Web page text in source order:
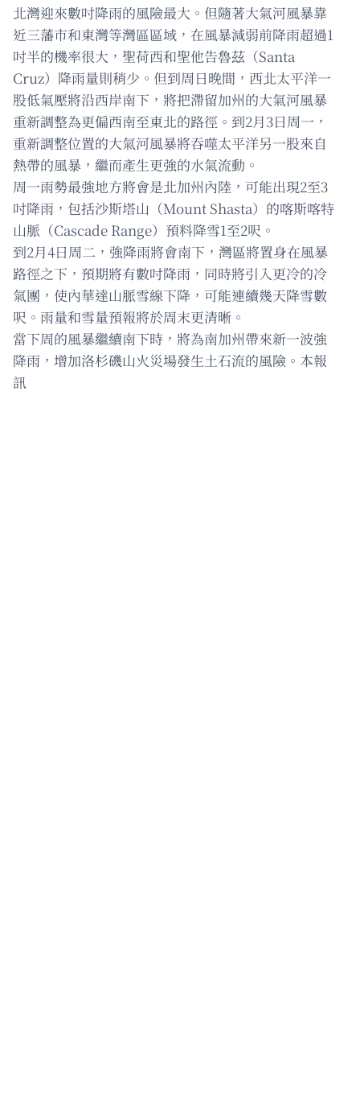
北灣迎來數吋降雨的風險最大。但隨著大氣河風暴靠
近三藩市和東灣等灣區區域，在風暴減弱前降雨超過1
吋半的機率很大，聖荷西和聖他告魯茲（Santa
Cruz）降雨量則稍少。但到周日晚間，西北太平洋一
股低氣壓將沿西岸南下，將把滯留加州的大氣河風暴
重新調整為更偏西南至東北的路徑。到2月3日周一，
重新調整位置的大氣河風暴將吞噬太平洋另一股來自
熱帶的風暴，繼而產生更強的水氣流動。
周一雨勢最強地方將會是北加州內陸，可能出現2至3
吋降雨，包括沙斯塔山（Mount Shasta）的喀斯喀特
山脈（Cascade Range）預料降雪1至2呎。
到2月4日周二，強降雨將會南下，灣區將置身在風暴
路徑之下，預期將有數吋降雨，同時將引入更冷的冷
氣團，使內華達山脈雪線下降，可能連續幾天降雪數
呎。雨量和雪量預報將於周末更清晰。
當下周的風暴繼續南下時，將為南加州帶來新一波強
降雨，增加洛杉磯山火災場發生土石流的風險。本報
訊